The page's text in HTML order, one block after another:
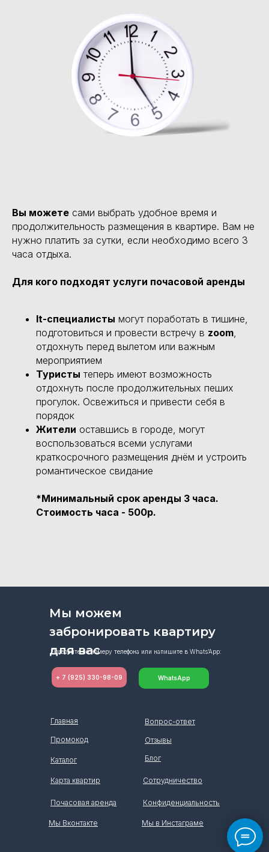
Вы можете сами выбрать удобное время и
продолжительность размещения в квартире. Вам не
нужно платить за сутки, если необходимо всего 3
часа отдыха.
Для кого подходят услуги почасовой аренды
It-специалисты могут поработать в тишине,
подготовиться и провести встречу в zoom,
отдохнуть перед вылетом или важным
мероприятием
Туристы теперь имеют возможность
отдохнуть после продолжительных пеших
прогулок. Освежиться и привести себя в
порядок
Жители оставшись в городе, могут
воспользоваться всеми услугами
краткосрочного размещения днём и устроить
романтическое свидание
*Минимальный срок аренды 3 часа.
Стоимость часа - 500р.
Мы можем
забронировать квартиру
для вас
Позвоните по номеру телефона или напишите в Whats’App:
+ 7 (925) 330-98-09 WhatsApp
Главная
Промокод
Каталог
Карта квартир
Почасовая аренда
Вопрос-ответ
Отзывы
Блог
Сотрудничество
Конфиденциальность
Мы Вконтакте Мы в Инстаграме